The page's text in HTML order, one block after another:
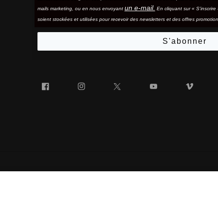
mails marketing, ou en nous envoyant un e-mail. En cliquant sur «
soient stockées et utilisées pour recevoir des newsletters et des offres
S'abonner
Facebook Instagram YouTube